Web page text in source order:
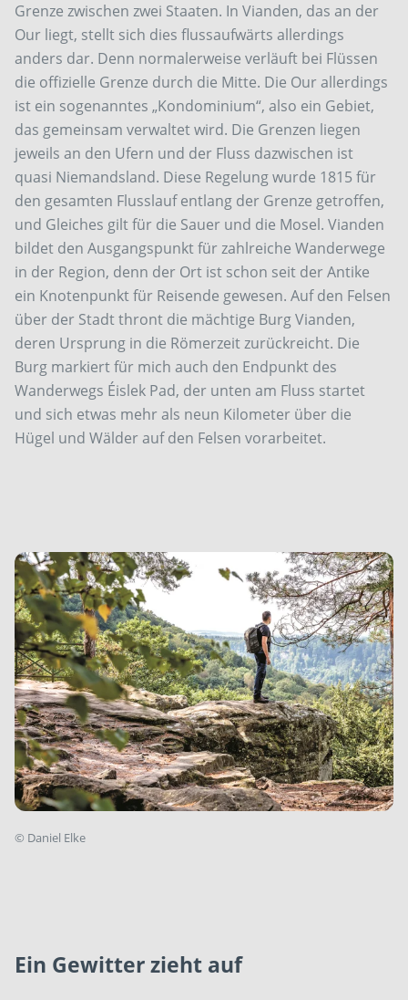
Grenze zwischen zwei Staaten. In Vianden, das an der
Our liegt, stellt sich dies flussaufwärts allerdings
anders dar. Denn normalerweise verläuft bei Flüssen
die offizielle Grenze durch die Mitte. Die Our allerdings
ist ein sogenanntes „Kondominium“, also ein Gebiet,
das gemeinsam verwaltet wird. Die Grenzen liegen
jeweils an den Ufern und der Fluss dazwischen ist
quasi Niemandsland. Diese Regelung wurde 1815 für
den gesamten Flusslauf entlang der Grenze getroffen,
und Gleiches gilt für die Sauer und die Mosel. Vianden
bildet den Ausgangspunkt für zahlreiche Wanderwege
in der Region, denn der Ort ist schon seit der Antike
ein Knotenpunkt für Reisende gewesen. Auf den Felsen
über der Stadt thront die mächtige Burg Vianden,
deren Ursprung in die Römerzeit zurückreicht. Die
Burg markiert für mich auch den Endpunkt des
Wanderwegs Éislek Pad, der unten am Fluss startet
und sich etwas mehr als neun Kilometer über die
Hügel und Wälder auf den Felsen vorarbeitet.
© Daniel Elke
Ein Gewitter zieht auf